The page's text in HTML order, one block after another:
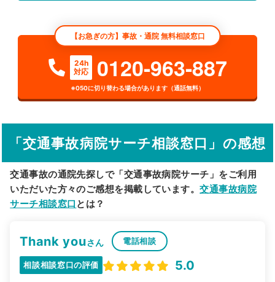
検索する
詳細条件で絞り込む
その他の検索方法
駅から探す 院名から探す
【お急ぎの方】事故・通院 無料相談窓口
24h
対応
0120-963-887
※050に切り替わる場合があります（通話無料）
「交通事故病院サーチ相談窓口」の感想
交通事故の通院先探しで「交通事故病院サーチ」をご利用
いただいた方々のご感想を掲載しています。交通事故病院
サーチ相談窓口 とは？
Thank youさん 電話相談
相談相談窓口の評価 5.0